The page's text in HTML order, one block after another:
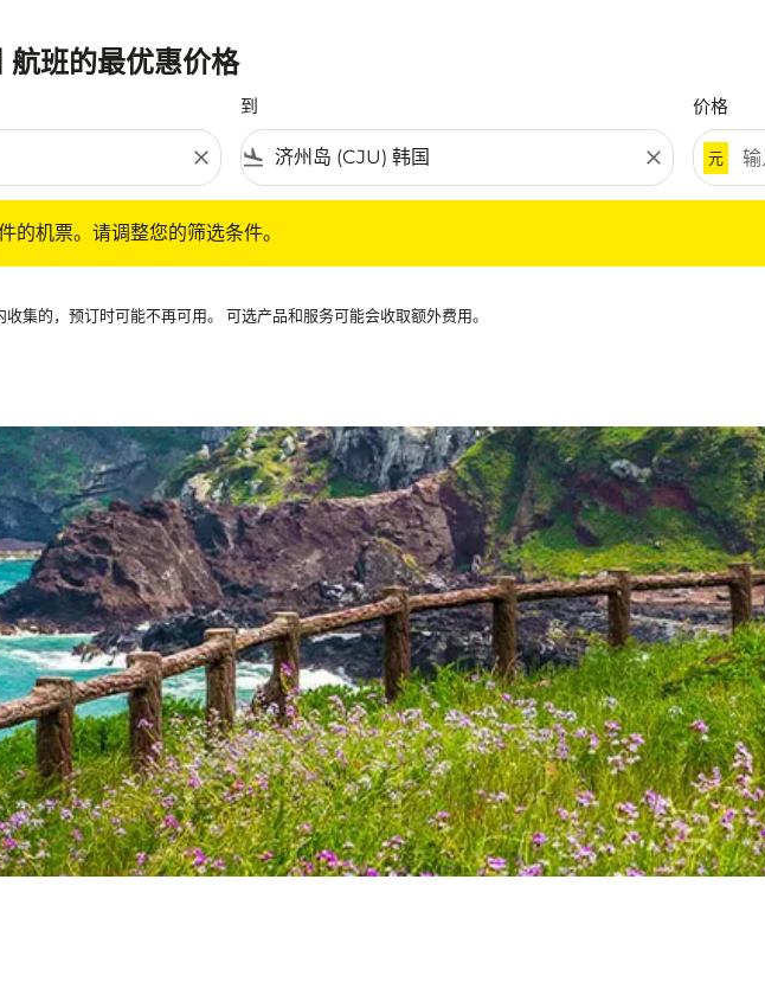
班的最优惠价格
close
到
flight_land close
价格
元
的机票。请调整您的筛选条件。
集的，预订时可能不再可用。 可选产品和服务可能会收取额外费用。